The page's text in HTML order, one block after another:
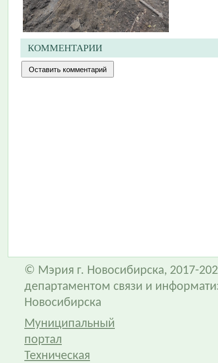
КОММЕНТАРИИ
© Мэрия г. Новосибирска, 2017-
департаментом связи и
Новосибирска
Муниципальный
портал
Техническая